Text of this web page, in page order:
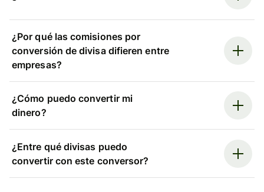
¿Por qué las comisiones por
conversión de divisa difieren entre
empresas?
¿Cómo puedo convertir mi
dinero?
¿Entre qué divisas puedo
convertir con este conversor?